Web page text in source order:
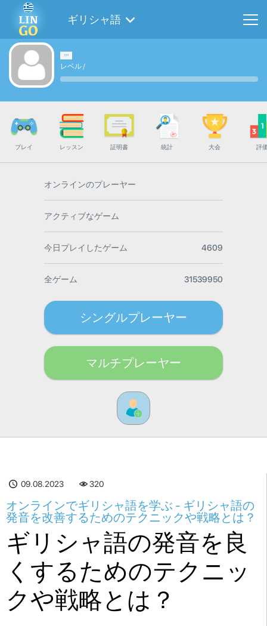
ギリシャ語
レベル/
プレイ レッスン 証明書 統計 大会 評
オンラインのプレーヤー
アクティブなゲーム
今日プレイしたゲーム 4609
全ゲーム 31539950
シングルプレーヤー
マルチプレーヤー
09.08.2023 320
オンラインでギリシャ語を学ぶ - ギリシャ語の
発音を改善するためのテクニックや戦略とは？
ギリシャ語の発音を良
くするためのテクニッ
クや戦略とは？